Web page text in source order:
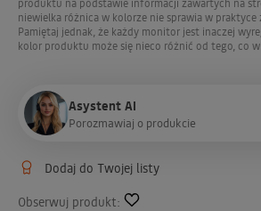
650 - Micropearl / Micropearl
652 - Macropearl / Macropearl
godz min sek
produktu na podstawie informacji zawartych na
niewielka różnica w kolorze nie sprawia w
Pamiętaj jednak, że każdy monitor jest inaczej
kolor produktu może się nieco różnić od tego, co
Asystent AI
Porozmawiaj o produkcie
Dodaj do Twojej listy
Obserwuj produkt: